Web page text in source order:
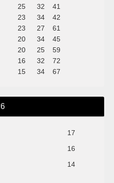
25 32
41
23 34
42
23 27
61
20 34
45
20 25
59
16 32
72
15 34 67
17
16
14